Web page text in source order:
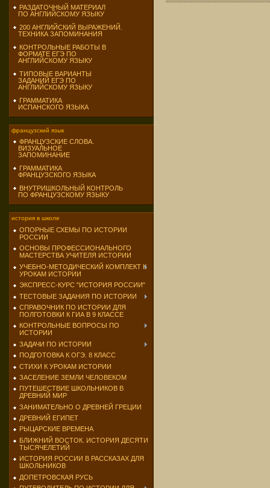
РАЗДАТОЧНЫЙ МАТЕРИАЛ
ПО АНГЛИЙСКОМУ ЯЗЫКУ
200 АНГЛИЙСКИЙ ВЫРАЖЕНИЙ.
ТЕХНИКА ЗАПОМИНАНИЯ
КОНТРОЛЬНЫЕ РАБОТЫ В
ФОРМАТЕ ЕГЭ ПО
АНГЛИЙСКОМУ ЯЗЫКУ
ТИПОВЫЕ ВАРИАНТЫ
ЗАДАНИЙ ЕГЭ ПО
АНГЛИЙСКОМУ ЯЗЫКУ
ГРАММАТИКА
ИСПАНСКОГО ЯЗЫКА
французский язык
ФРАНЦУЗСКИЕ СЛОВА.
ВИЗУАЛЬНОЕ
ЗАПОМИНАНИЕ
ГРАММАТИКА
ФРАНЦУЗСКОГО ЯЗЫКА
ВНУТРИШКОЛЬНЫЙ КОНТРОЛЬ
ПО ФРАНЦУЗСКОМУ ЯЗЫКУ
история в школе
ОПОРНЫЕ СХЕМЫ ПО ИСТОРИИ
РОССИИ
ОСНОВЫ ПРОФЕССИОНАЛЬНОГО
МАСТЕРСТВА УЧИТЕЛЯ ИСТОРИИ
УЧЕБНО-МЕТОДИЧЕСКИЙ КОМПЛЕКТ К
УРОКАМ ИСТОРИИ
ЭКСПРЕСС-КУРС "ИСТОРИЯ РОССИИ"
ТЕСТОВЫЕ ЗАДАНИЯ ПО ИСТОРИИ
СПРАВОЧНИК ПО ИСТОРИИ ДЛЯ
ПОЛГОТОВКИ К ГИА В 9 КЛАССЕ
КОНТРОЛЬНЫЕ ВОПРОСЫ ПО
ИСТОРИИ
ЗАДАЧИ ПО ИСТОРИИ
ПОДГОТОВКА К ОГЭ. 8 КЛАСС
СТИХИ К УРОКАМ ИСТОРИИ
ЗАСЕЛЕНИЕ ЗЕМЛИ ЧЕЛОВЕКОМ
ПУТЕШЕСТВИЕ ШКОЛЬНИКОВ В
ДРЕВНИЙ МИР
ЗАНИМАТЕЛЬНО О ДРЕВНЕЙ ГРЕЦИИ
ДРЕВНИЙ ЕГИПЕТ
РЫЦАРСКИЕ ВРЕМЕНА
БЛИЖНИЙ ВОСТОК. ИСТОРИЯ ДЕСЯТИ
ТЫСЯЧЕЛЕТИЙ
ИСТОРИЯ РОССИИ В РАССКАЗАХ ДЛЯ
ШКОЛЬНИКОВ
ДОПЕТРОВСКАЯ РУСЬ